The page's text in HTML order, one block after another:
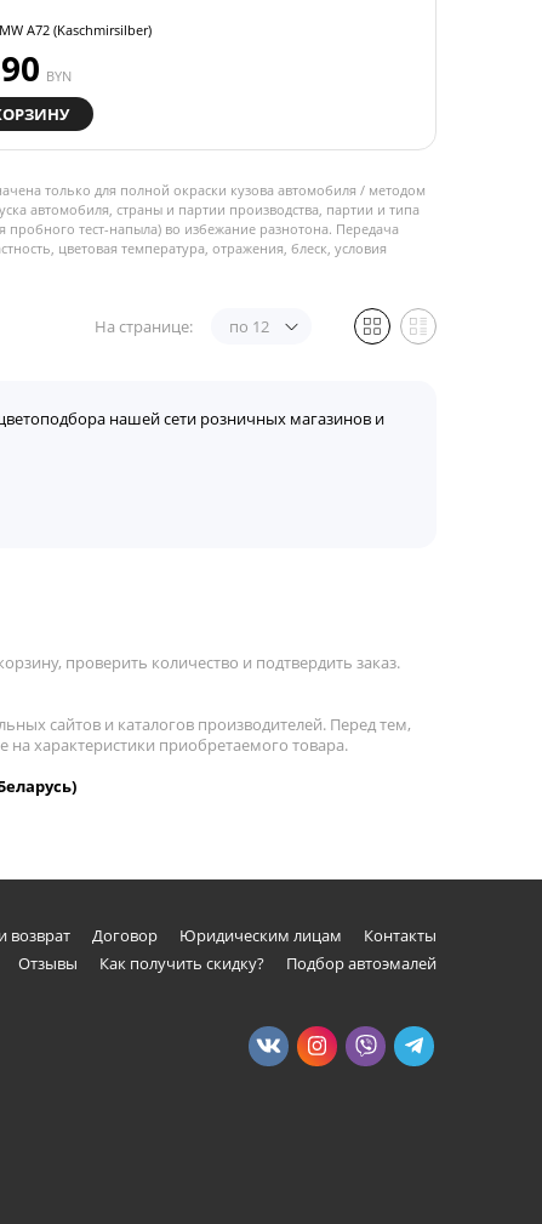
A72 (Kaschmirsilber)
BYN
только для полной окраски кузова автомобиля / методом
автомобиля, страны и партии производства, партии и типа
тест-напыла) во избежание разнотона. Передача
цветовая температура, отражения, блеск, условия
На странице: по 12
нашей сети розничных магазинов и
проверить количество и подтвердить заказ.
сайтов и каталогов производителей. Перед тем,
на характеристики приобретаемого товара.
возврат Договор Юридическим лицам
Контакты
Отзывы Как получить скидку? Подбор автоэмалей